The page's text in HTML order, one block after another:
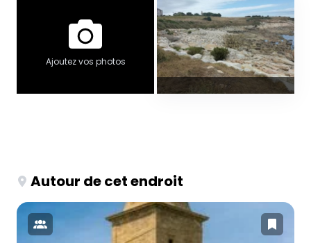
Ajoutez vos photos
Autour de cet endroit